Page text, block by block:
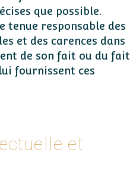
que possible.
tenue responsable des
et des carences dans
de son fait ou du fait
fournissent ces
et